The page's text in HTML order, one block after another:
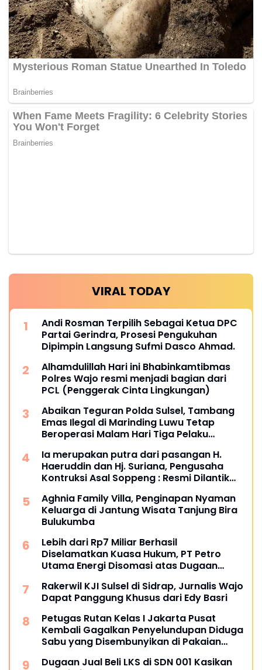
VIRAL TODAY
Andi Rosman Terpilih Sebagai Ketua DPC
Partai Gerindra, Prosesi Pengukuhan
Dipimpin Langsung Sufmi Dasco Ahmad.
Alhamdulillah Hari ini Bhabinkamtibmas
Polres Wajo resmi menjadi bagian dari
PCL (Penggerak Cinta Lingkungan)
Abaikan Teguran Polda Sulsel, Tambang
Emas Ilegal di Marinding Luwu Tetap
Beroperasi Malam Hari Tiga Pelaku
Ia merupakan putra dari pasangan H.
Haeruddin dan Hj. Suriana, Pengusaha
Kontruksi Asal Soppeng : Resmi Dilantik
Aghnia Family Villa, Penginapan Nyaman
Keluarga di Jantung Wisata Tanjung Bira
Bulukumba
Lebih dari Rp7 Miliar Berhasil
Diselamatkan Kuasa Hukum, PT Petro
Utama Energi Disomasi atas Dugaan
Rakerwil KJI Sulsel di Sidrap, Jurnalis Wajo
Dapat Panggung Khusus dari Edy Basri
Petugas Rutan Kelas I Jakarta Pusat
Kembali Gagalkan Penyelundupan Diduga
Sabu yang Disembunyikan di Pakaian
Dugaan Jual Beli LKS di SDN 001 Kasikan